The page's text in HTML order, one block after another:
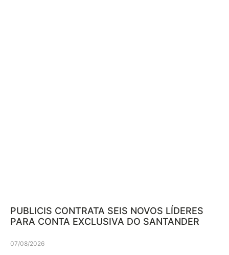
PUBLICIS CONTRATA SEIS NOVOS LÍDERES
PARA CONTA EXCLUSIVA DO SANTANDER
07/08/2026